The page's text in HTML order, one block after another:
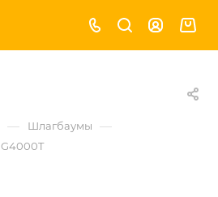
— Шлагбаумы —
G4000T